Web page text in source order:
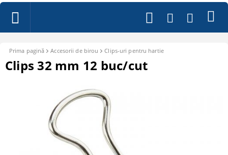
Prima pagină Accesorii de birou Clips-uri pentru hartie
Clips 32 mm 12 buc/cut